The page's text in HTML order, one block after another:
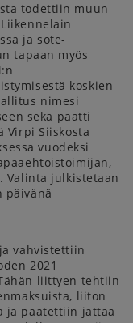
todettiin muun
ja sote-
tapaan myös
koskien
nimesi
sekä päätti
Virpi Siiskosta
vuodeksi
Valinta julkistetaan
päivänä
vahvistettiin
2021
liittyen tehtiin
liiton
ja päätettiin jättää